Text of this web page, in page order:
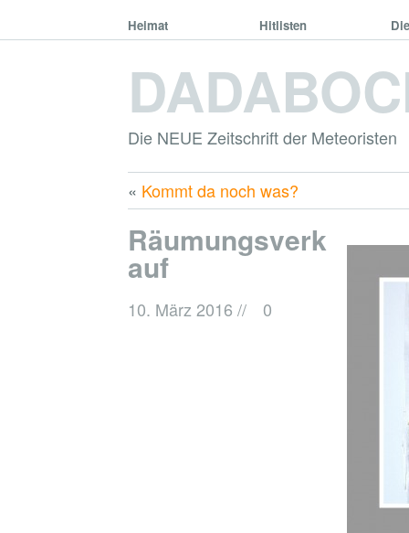
Heimat Hitlisten
Die NEUE Zeitschrift der Meteoristen
« Kommt da noch was?
Räumungsverk
auf
10. März 2016 // 0